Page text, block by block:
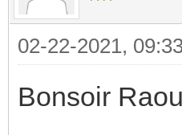
02-22-2021,
Bonsoir